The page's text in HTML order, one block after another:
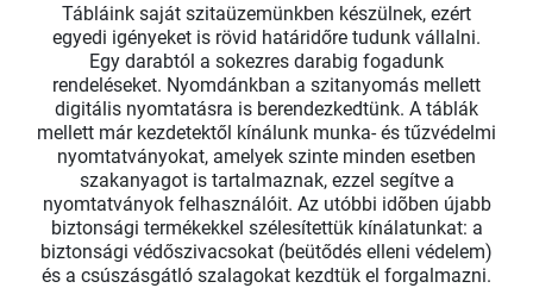
Tábláink saját szitaüzemünkben készülnek, ezért
egyedi igényeket is rövid határidőre tudunk vállalni.
Egy darabtól a sokezres darabig fogadunk
rendeléseket. Nyomdánkban a szitanyomás mellett
digitális nyomtatásra is berendezkedtünk. A táblák
mellett már kezdetektől kínálunk munka- és tűzvédelmi
nyomtatványokat, amelyek szinte minden esetben
szakanyagot is tartalmaznak, ezzel segítve a
nyomtatványok felhasználóit. Az utóbbi idõben újabb
biztonsági termékekkel szélesítettük kínálatunkat: a
biztonsági védőszivacsokat (beütődés elleni védelem)
és a csúszásgátló szalagokat kezdtük el forgalmazni.